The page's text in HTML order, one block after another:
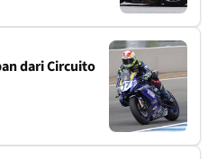
dari Circuito